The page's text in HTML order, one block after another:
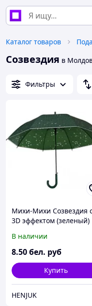
Каталог товаров
Созвездия в
Фильтры
Михи-Михи Созвездия
3D эффектом (зеленый)
В наличии
8.50бел. руб
Купить
HENJUK